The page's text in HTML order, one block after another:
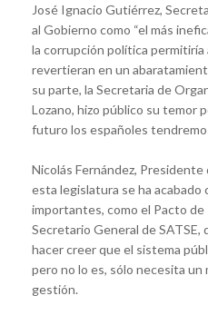
José Ignacio Gutiérrez,
al Gobierno como “el más
la corrupción política
revertieran en un
su parte, la Secretaria de
Lozano, hizo público su temor
futuro los españoles
Nicolás Fernández, Presidente
esta legislatura se ha acabado
importantes, como el Pacto de
Secretario General de SATSE,
hacer creer que el sistema
pero no lo es, sólo necesita un
gestión.